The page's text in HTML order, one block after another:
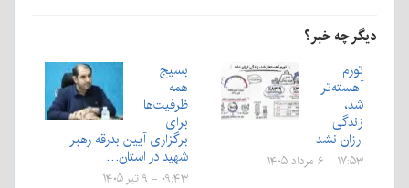
دیگر چه خبر؟
تورم
آهسته‌تر
شد،
زندگی
ارزان نشد
۱۷:۵۳ - ۶ مرداد ۱۴۰۵
بسیج
همه
ظرفیت‌ها
برای
برگزاری آیین بدرقه رهبر
شهید در استان…
۰۹:۴۳ - ۹ تیر ۱۴۰۵